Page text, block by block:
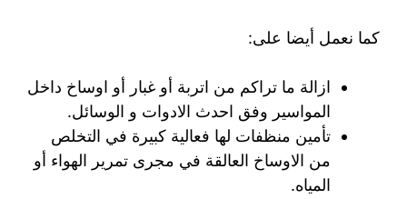
كما نعمل أيضا على:
ازالة ما تراكم من اتربة أو غبار أو اوساخ داخل
المواسير وفق احدث الادوات و الوسائل.
تأمين منظفات لها فعالية كبيرة في التخلص
من الاوساخ العالقة في مجرى تمرير الهواء أو
المياه.